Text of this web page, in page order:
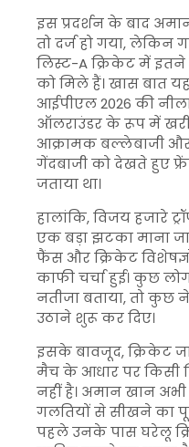
इस प्रदर्शन के बाद
तो दर्ज हो गया,
लिस्ट-A क्रिकेट में
को मिले हैं। खास बात
आईपीएल 2026 की
ऑलराउंडर के रूप में
आक्रामक बल्लेबाजी
गेंदबाजी को देखते हुए
जताया था।
हालांकि, विजय हजारे
एक बड़ा झटका माना जा
फैंस और क्रिकेट
काफी चर्चा हुई। कुछ
नतीजा बताया, तो कुछ
उठाने शुरू कर दिए।
इसके बावजूद, क्रिकेट
मैच के आधार पर किसी
नहीं है। अमान खान
गलतियों से सीखने का
पहले उनके पास घरेलू